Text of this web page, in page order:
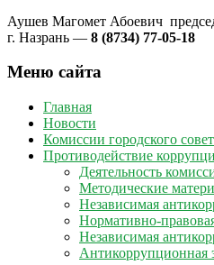
Аушев Магомет Абоевич
г. Назрань — 8 (8734) 77-05-18
Меню сайта
Главная
Новости
Комиссии городского
Противодействие
Деятельность
Методические
Независимая
Нормативно-
Независимая
Антикоррупционная